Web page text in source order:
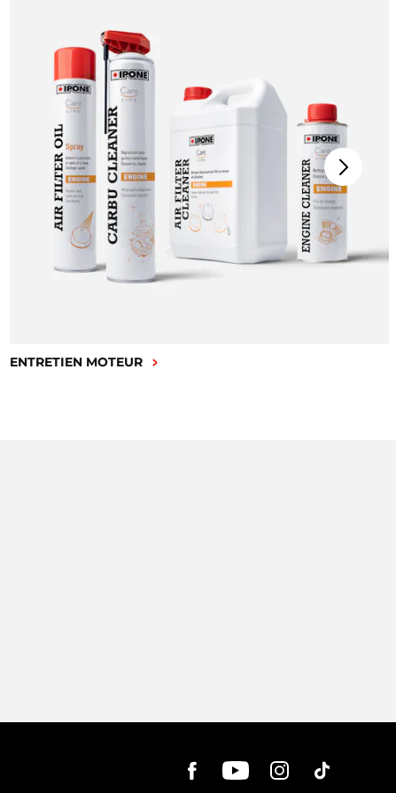
ENTRETIEN MOTEUR